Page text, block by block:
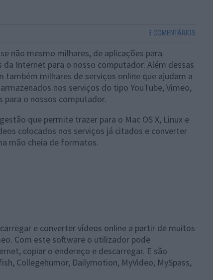
3 COMENTÁRIOS
não mesmo milhares, de aplicações para
da Internet para o nosso computador. Além dessas
também milhares de serviços online que ajudam a
nos serviços do tipo YouTube, Vimeo,
para o nossos computador.
que permite trazer para o Mac OS X, Linux e
colocados nos serviços já citados e converter
mão cheia de formatos.
e converter vídeos online a partir de muitos
Com este software o utilizador pode
copiar o endereço e descarregar. E são
Collegehumor, Dailymotion, MyVideo, MySpass,